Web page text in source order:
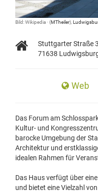
Bild: Wikipedia · (MTheiler),
Stuttgarter Straße
71638
Web
Das Forum am
Kultur- und
barocke Umgebung der
Architektur und
idealen Rahmen für
Das Haus verfügt über
und bietet eine Vielzahl